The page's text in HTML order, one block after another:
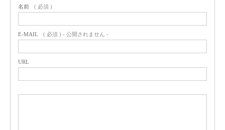
名前 ( 必須 )
E-MAIL ( 必須 ) - 公開されません -
URL